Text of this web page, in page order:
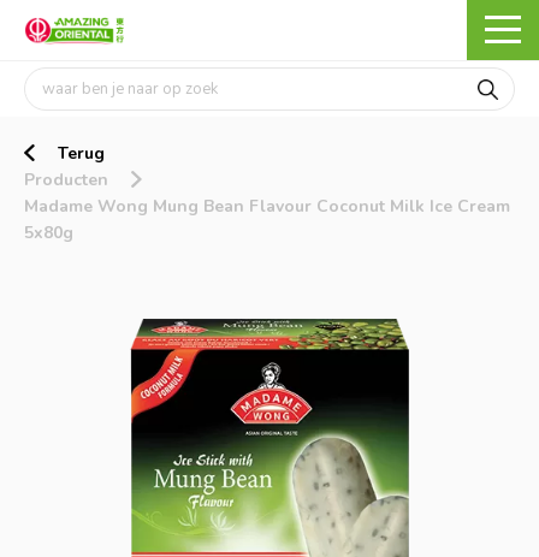
Terug
Producten
Madame Wong Mung Bean Flavour Coconut Milk Ice Cream
5x80g